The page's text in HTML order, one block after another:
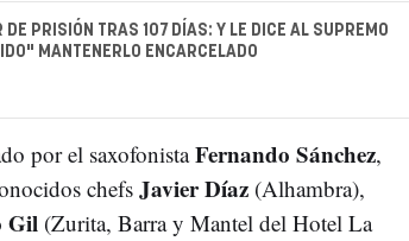
DE PRISIÓN TRAS 107 DÍAS: Y LE DICE AL SUPREMO
MANTENERLO ENCARCELADO
por el saxofonistaFernando Sánchez,
chefs Javier Díaz(Alhambra),
Gil(Zurita, Barra y Mantel del Hotel La